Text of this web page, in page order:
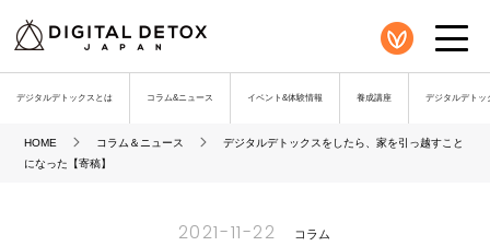
デジタルデトックスとは コラム&ニュース イベント&体験情報 養成講座 デジタルデトッ
HOME コラム＆ニュース
デジタルデトックスをしたら、家を引っ越すこと
になった【寄稿】
2021-11-22 コラム